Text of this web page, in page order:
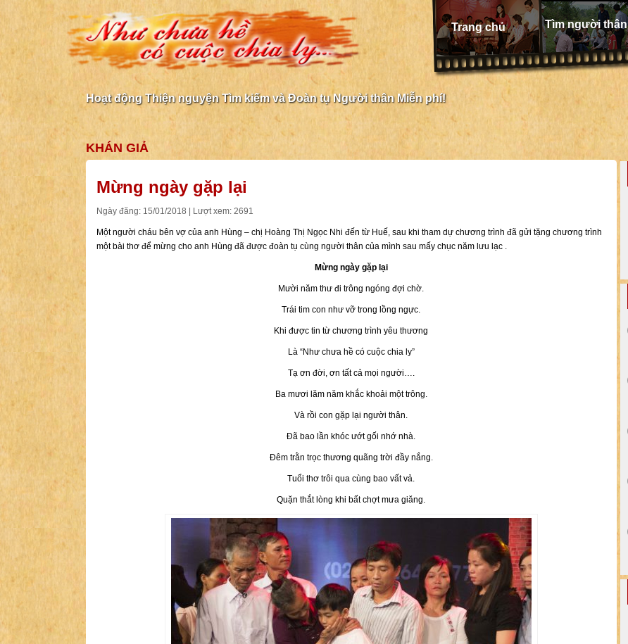
Trang chủ Tìm người thân
Hoạt động Thiện nguyện Tìm kiếm và Đoàn tụ Người thân Miễn phí!
KHÁN GIẢ
Mừng ngày gặp lại
Ngày đăng: 15/01/2018 | Lượt xem: 2691
Một người cháu bên vợ của anh Hùng – chị Hoàng Thị Ngọc Nhi đến từ Huế, sau khi tham dự chương trình đã gửi tặng chương trình
một bài thơ để mừng cho anh Hùng đã được đoàn tụ cùng người thân của mình sau mấy chục năm lưu lạc .
Mừng ngày gặp lại
Mười năm thư đi trông ngóng đợi chờ.
Trái tim con như vỡ trong lồng ngực.
Khi được tin từ chương trình yêu thương
Là “Như chưa hề có cuộc chia ly”
Tạ ơn đời, ơn tất cả mọi người….
Ba mươi lăm năm khắc khoải một trông.
Và rồi con gặp lại người thân.
Đã bao lần khóc ướt gối nhớ nhà.
Đêm trằn trọc thương quãng trời đầy nắng.
Tuổi thơ trôi qua cùng bao vất vả.
Quặn thắt lòng khi bất chợt mưa giăng.